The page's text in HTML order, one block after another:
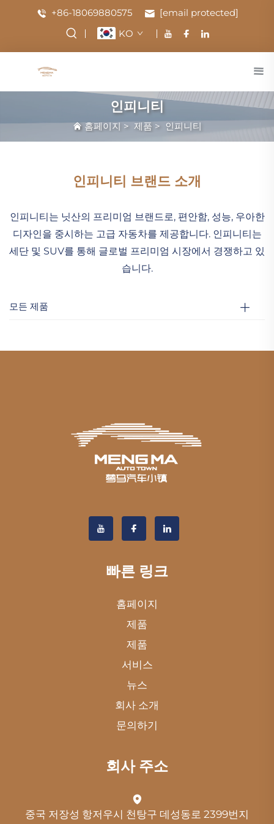
+86-18069880575
[email protected]
KO
인피니티
홈페이지 > 제품 > 인피니티
인피니티 브랜드 소개
인피니티는 닛산의 프리미엄 브랜드로, 편안함, 성능, 우아한
디자인을 중시하는 고급 자동차를 제공합니다. 인피니티는
세단 및 SUV를 통해 글로벌 프리미엄 시장에서 경쟁하고 있
습니다.
모든 제품
빠른 링크
홈페이지
제품
제품
서비스
뉴스
회사 소개
문의하기
회사 주소
중국 저장성 항저우시 천탕구 데성동로 2399번지